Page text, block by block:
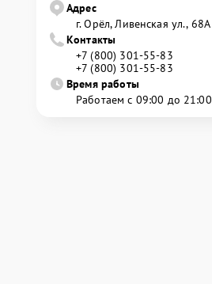
Адрес
г. Орёл, Ливенская ул., 68А
Контакты
+7 (800) 301-55-83
+7 (800) 301-55-83
Время работы
Работаем с 09:00 до 21:00